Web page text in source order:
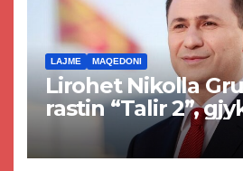
LAJME MAQEDONI
Lirohet Nikolla
rastin “Talir 2”,
akuzat për
paligjshëm të